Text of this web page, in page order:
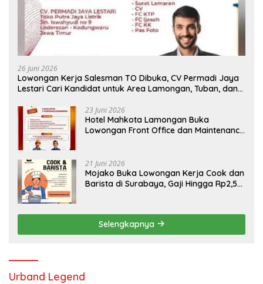
26 Juni 2026
Lowongan Kerja Salesman TO Dibuka, CV Permadi Jaya
Lestari Cari Kandidat untuk Area Lamongan, Tuban, dan
23 Juni 2026
Hotel Mahkota Lamongan Buka
Lowongan Front Office dan Maintenance
21 Juni 2026
Mojako Buka Lowongan Kerja Cook dan
Barista di Surabaya, Gaji Hingga Rp2,5
Selengkapnya
Urband Legend